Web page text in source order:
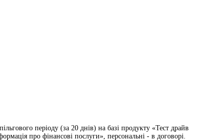
періоду (за 20 днів) на базі продукту «Тест драйв
про фінансові послуги», персональні - в договорі.